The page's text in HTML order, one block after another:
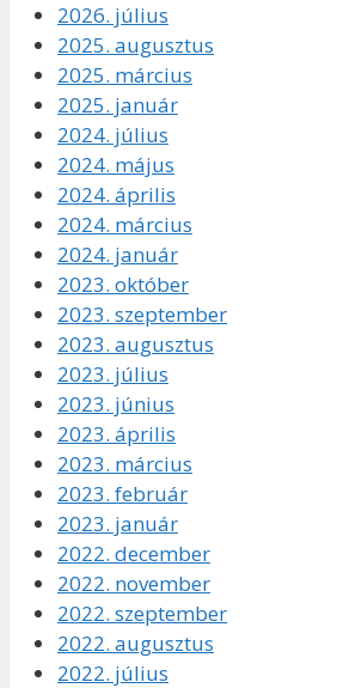
2026. július
2025. augusztus
2025. március
2025. január
2024. július
2024. május
2024. április
2024. március
2024. január
2023. október
2023. szeptember
2023. augusztus
2023. július
2023. június
2023. április
2023. március
2023. február
2023. január
2022. december
2022. november
2022. szeptember
2022. augusztus
2022. július